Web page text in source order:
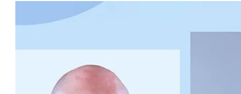
l’Union